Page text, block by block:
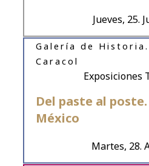
Jueves, 25.
Martes, 28.
Del paste al
México
Exposiciones
Galería de
Caracol